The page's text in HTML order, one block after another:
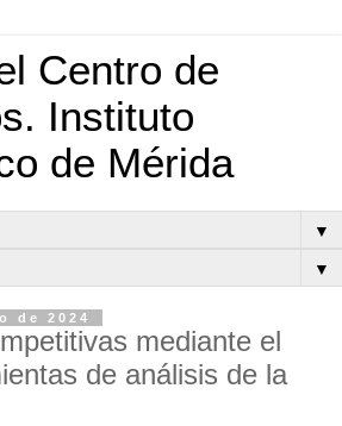
Centro de
Instituto
de Mérida
▼
▼
de 2024
mediante el
de análisis de la